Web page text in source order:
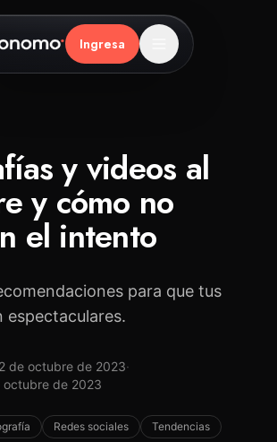
Ingresa
FUNCIONA
grupo
ejecución
agencias
y videos al
y cómo no
el intento
para que tus
espectaculares.
2 de octubre de 2023·
octubre de 2023
Redes sociales Tendencias